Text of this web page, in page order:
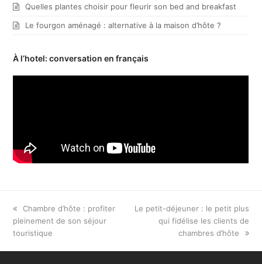
Quelles plantes choisir pour fleurir son bed and breakfast
Le fourgon aménagé : alternative à la maison d’hôte ?
À l’hotel: conversation en français
previous
post:
Chambre d’hôte : profiter
pleinement de son séjour
touristique
next
Le petit-déjeuner : le petit plus
qui fidélise les clients de
chambres d’hôte